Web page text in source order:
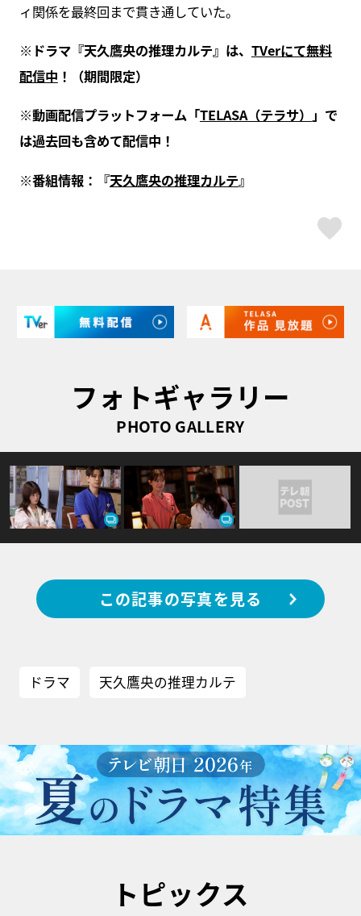
ィ関係を最終回まで貫き通していた。
※ドラマ『天久鷹央の推理カルテ』は、 TVerにて無料
配信中 ！（期間限定）
※動画配信プラットフォーム「TELASA（テラサ） 」で
は過去回も含めて配信中！
※番組情報：『天久鷹央の推理カルテ』
フォトギャラリー
PHOTO GALLERY
この記事の写真を見る
ドラマ 天久鷹央の推理カルテ
トピックス